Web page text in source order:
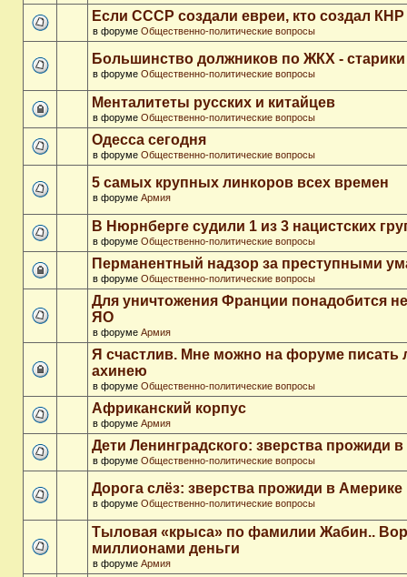
Если СССР создали евреи, кто создал
в форуме Общественно-политические вопросы
Большинство должников по ЖКХ - старики
в форуме Общественно-политические вопросы
Менталитеты русских и китайцев
в форуме Общественно-политические вопросы
Одесса сегодня
в форуме Общественно-политические вопросы
5 самых крупных линкоров всех времен
в форуме Армия
В Нюрнберге судили 1 из 3 нацистских
в форуме Общественно-политические вопросы
Перманентный надзор за преступными
в форуме Общественно-политические вопросы
Для уничтожения Франции понадобится
ЯО
в форуме Армия
Я счастлив. Мне можно на форуме
ахинею
в форуме Общественно-политические вопросы
Африканский корпус
в форуме Армия
Дети Ленинградского: зверства прожиди
в форуме Общественно-политические вопросы
Дорога слёз: зверства прожиди в Америке
в форуме Общественно-политические вопросы
Тыловая «крыса» по фамилии Жабин..
миллионами деньги
в форуме Армия